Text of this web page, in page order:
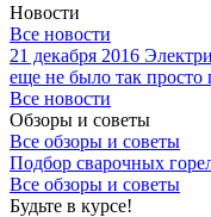
Новости
Все новости
21 декабря 2016
еще не было так
Все новости
Обзоры и советы
Все обзоры и советы
Подбор сварочных
Все обзоры и советы
Будьте в курсе!